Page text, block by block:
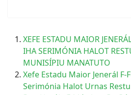
XEFE ESTADU MAIOR
IHA SERIMÓNIA HALOT
MUNISÍPIU MANATUTO
Xefe Estadu Maior Jenerál F-
Serimónia Halot Urnas